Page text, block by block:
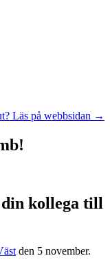
Läs på webbsidan →
din kollega till
den 5 november.